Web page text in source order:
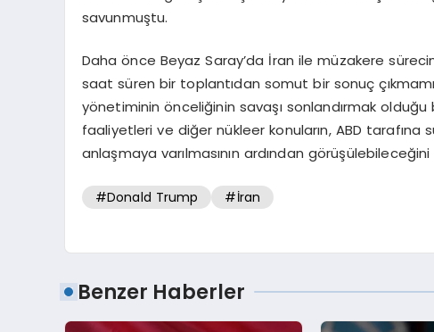
savunmuştu.
Daha önce Beyaz Saray’da İran ile müzakere
saat süren bir toplantıdan somut bir sonuç
yönetiminin önceliğinin savaşı sonlandırmak
faaliyetleri ve diğer nükleer konuların, ABD
anlaşmaya varılmasının ardından
#Donald Trump #İran
Benzer Haberler